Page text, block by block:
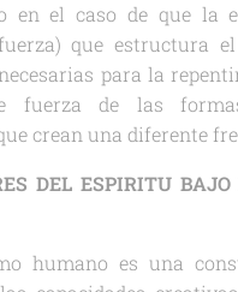
en el caso de que la
que estructura
para la
fuerza de las
crean una diferente
DEL ESPIRITU
humano es una